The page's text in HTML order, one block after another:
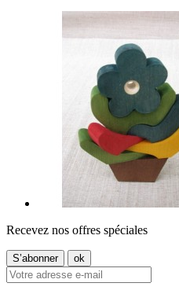
Recevez nos offres spéciales